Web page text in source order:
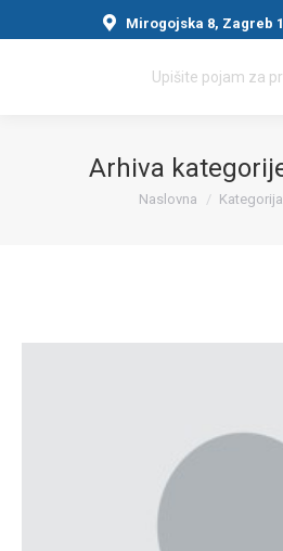
Mirogojska 8, Zagreb
Search:
Arhiva
You are here:
Naslovna